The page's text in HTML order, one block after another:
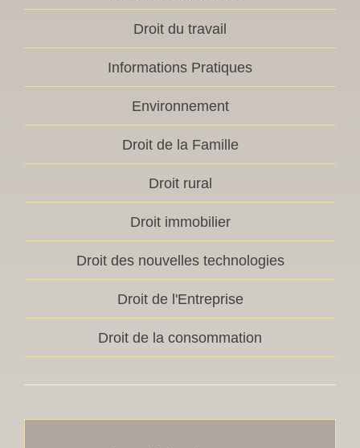
Droit du travail
Informations Pratiques
Environnement
Droit de la Famille
Droit rural
Droit immobilier
Droit des nouvelles technologies
Droit de l'Entreprise
Droit de la consommation